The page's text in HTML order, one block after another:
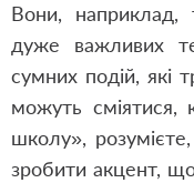
Вони, наприклад,
дуже важливих
сумних подій, які
можуть сміятися,
школу»,
зробити акцент,